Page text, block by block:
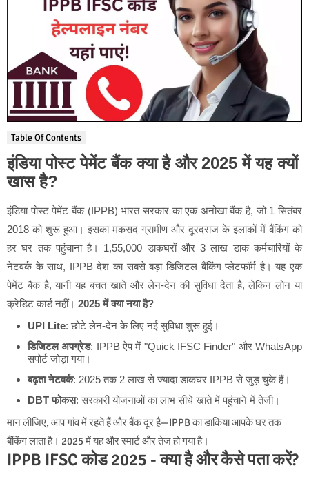
Table Of Contents
इंडिया पोस्ट पेमेंट बैंक क्या है और 2025 में यह क्यों
खास है?
इंडिया पोस्ट पेमेंट बैंक (IPPB) भारत सरकार का एक अनोखा बैंक है, जो 1 सितंबर
2018 को शुरू हुआ। इसका मकसद ग्रामीण और दूरदराज के इलाकों में बैंकिंग को
हर घर तक पहुंचाना है। 1,55,000 डाकघरों और 3 लाख डाक कर्मचारियों के
नेटवर्क के साथ, IPPB देश का सबसे बड़ा डिजिटल बैंकिंग प्लेटफॉर्म है। यह एक
पेमेंट बैंक है, यानी यह बचत खाते और लेन-देन की सुविधा देता है, लेकिन लोन या
क्रेडिट कार्ड नहीं। 2025 में क्या नया है?
UPI Lite: छोटे लेन-देन के लिए नई सुविधा शुरू हुई।
डिजिटल अपग्रेड: IPPB ऐप में "Quick IFSC Finder" और WhatsApp
सपोर्ट जोड़ा गया।
बढ़ता नेटवर्क: 2025 तक 2 लाख से ज्यादा डाकघर IPPB से जुड़ चुके हैं।
DBT फोकस: सरकारी योजनाओं का लाभ सीधे खाते में पहुंचाने में तेजी।
मान लीजिए, आप गांव में रहते हैं और बैंक दूर है—IPPB का डाकिया आपके घर तक
बैंकिंग लाता है। 2025 में यह और स्मार्ट और तेज हो गया है।
IPPB IFSC कोड 2025 - क्या है और कैसे पता करें?